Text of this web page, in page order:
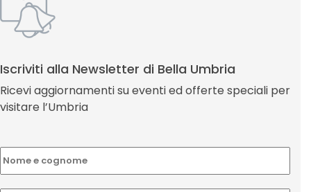
Iscriviti alla Newsletter di Bella Umbria
Ricevi aggiornamenti su eventi ed offerte speciali per
visitare l’Umbria